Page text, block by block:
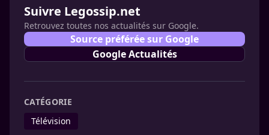
Suivre Legossip.net
Retrouvez toutes nos actualités sur Google.
Source préférée sur Google
Google Actualités
CATÉGORIE
Télévision